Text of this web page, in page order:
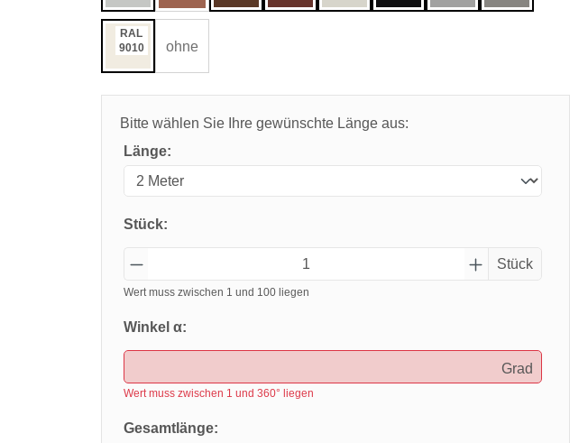
RAL
9010
ohne
Bitte wählen Sie Ihre gewünschte Länge aus:
Länge:
Stück:
Stück
Wert muss zwischen 1 und 100 liegen
Winkel α:
Grad
Wert muss zwischen 1 und 360° liegen
Gesamtlänge: